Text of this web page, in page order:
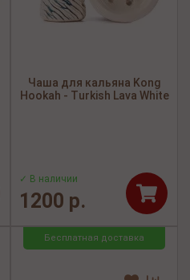
Чаша для кальяна Kong
Hookah - Turkish Lava White
✓ В наличии
1200 р.
Бесплатная доставка